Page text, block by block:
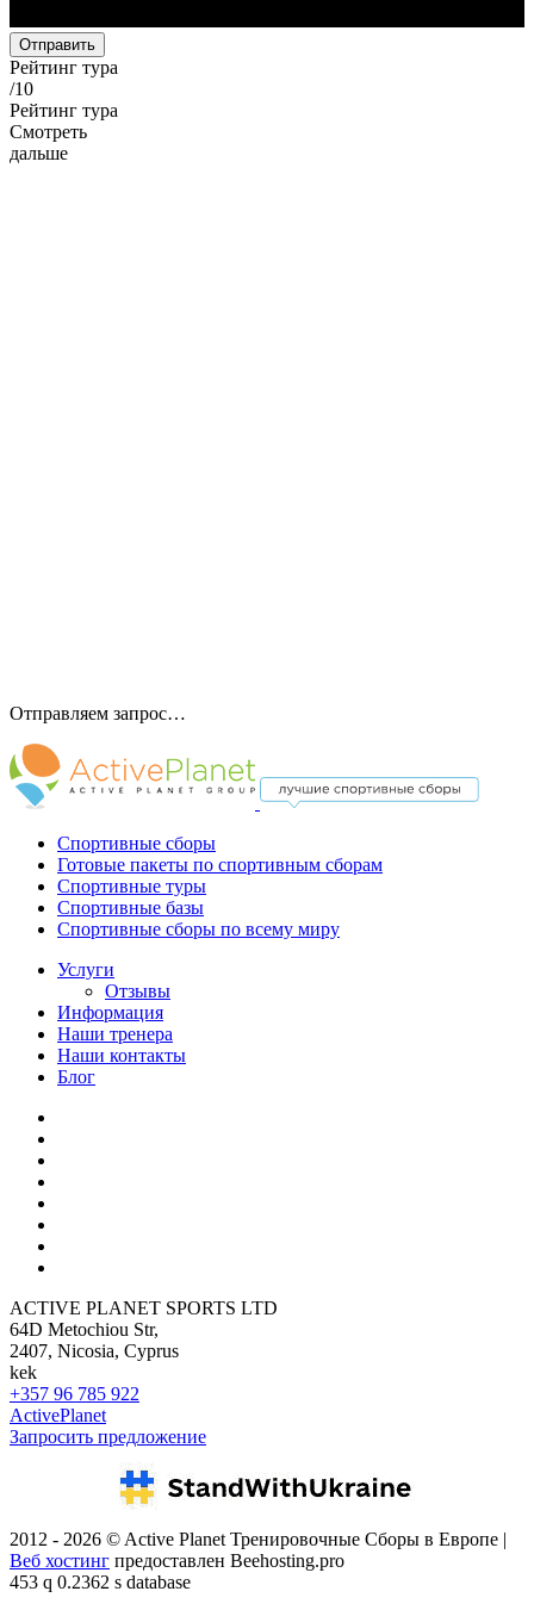
Отправить
Рейтинг тура
/10
Рейтинг тура
Смотреть
дальше
Отправляем запрос…
Спортивные сборы
Готовые пакеты по спортивным сборам
Спортивные туры
Спортивные базы
Спортивные сборы по всему миру
Услуги
Отзывы
Информация
Наши тренера
Наши контакты
Блог
ACTIVE PLANET SPORTS LTD
64D Metochiou Str,
2407, Nicosia, Cyprus
kek
+357 96 785 922
ActivePlanet
Запросить предложение
2012 - 2026 © Active Planet Тренировочные Сборы в Европе |
Веб хостинг предоставлен Beehosting.pro
453 q 0.2362 s database